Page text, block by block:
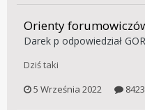
Orienty
Darek p odpowiedział
Dziś taki
5 Września 2022